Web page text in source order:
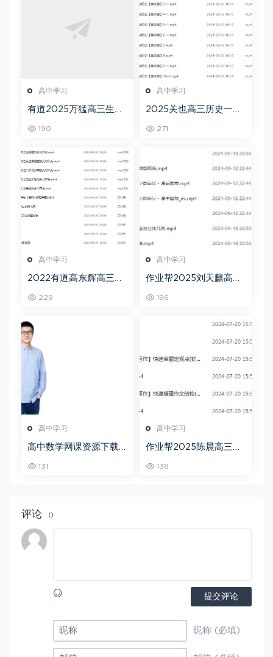
高中学习
有道2025万猛高三生物
教程
190
高中学习
2025关也高三历史一轮
教程
271
高中学习
2022有道高东辉高三化
频教程+讲义+点睛班
229
高中学习
作业帮2025刘天麒高二
196
高中学习
高中数学网课资源下载
数学秋季班
131
高中学习
作业帮2025陈晨高三语
班
138
评论 0
提交评论
昵称 (必填)